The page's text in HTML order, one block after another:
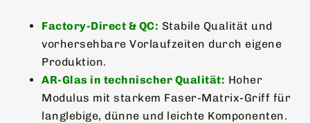
Factory-Direct & QC: Stabile Qualität und
vorhersehbare Vorlaufzeiten durch eigene
Produktion.
AR-Glas in technischer Qualität: Hoher
Modulus mit starkem Faser-Matrix-Griff für
langlebige, dünne und leichte Komponenten.